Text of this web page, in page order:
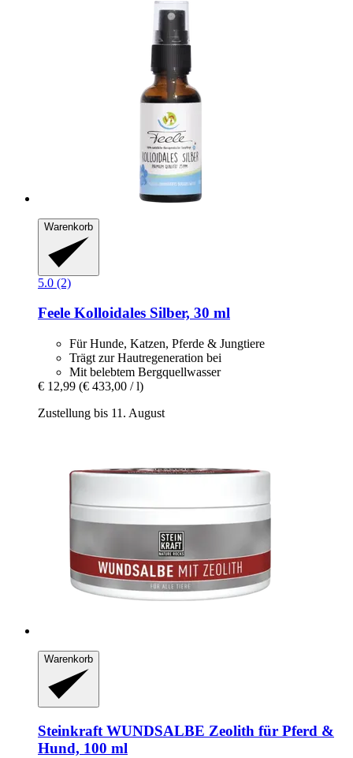
Warenkorb
5.0 (2)
Feele Kolloidales Silber, 30 ml
Für Hunde, Katzen, Pferde & Jungtiere
Trägt zur Hautregeneration bei
Mit belebtem Bergquellwasser
€ 12,99 (€ 433,00 / l)
Zustellung bis 11. August
Warenkorb
Steinkraft WUNDSALBE Zeolith für Pferd &
Hund, 100 ml